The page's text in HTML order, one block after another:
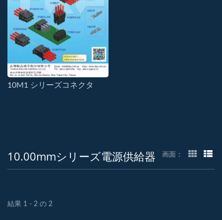
10M1 シリーズコネクタ
10.00mmシリーズ電源供給器 画面：
結果 1 - 2 の 2